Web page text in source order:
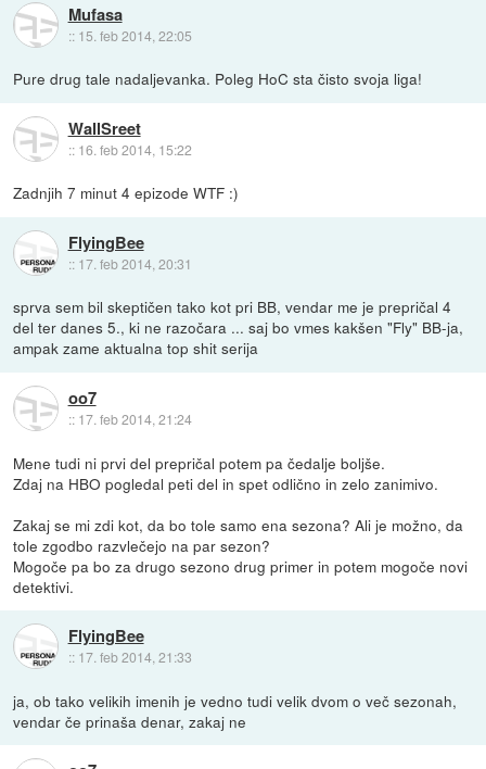
Mufasa
:: 15. feb 2014, 22:05
Pure drug tale nadaljevanka. Poleg HoC sta čisto svoja liga!
WallSreet
:: 16. feb 2014, 15:22
Zadnjih 7 minut 4 epizode WTF :)
FlyingBee
:: 17. feb 2014, 20:31
sprva sem bil skeptičen tako kot pri BB, vendar me je prepričal 4
del ter danes 5., ki ne razočara ... saj bo vmes kakšen "Fly" BB-ja,
ampak zame aktualna top shit serija
oo7
:: 17. feb 2014, 21:24
Mene tudi ni prvi del prepričal potem pa čedalje boljše.
Zdaj na HBO pogledal peti del in spet odlično in zelo zanimivo.
Zakaj se mi zdi kot, da bo tole samo ena sezona? Ali je možno, da
tole zgodbo razvlečejo na par sezon?
Mogoče pa bo za drugo sezono drug primer in potem mogoče novi
detektivi.
FlyingBee
:: 17. feb 2014, 21:33
ja, ob tako velikih imenih je vedno tudi velik dvom o več sezonah,
vendar če prinaša denar, zakaj ne